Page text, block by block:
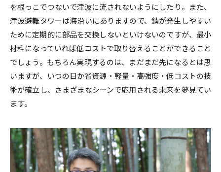
を根っこでつないで津波に流されないようにしたり。また、
津波避難タワーは海沿いにありますので、錆が発生しやすい
ために定期的に部品を交換しないといけないのですが、最小
材料になっていれば低コストで取り替えることができること
でしょう。もちろん実現するのは、まだまだ先になるとは思
いますが、いつの日か省資源・軽量・高強度・低コストの技
術が確立し、さまざまなシーンで応用される未来を夢見てい
ます。